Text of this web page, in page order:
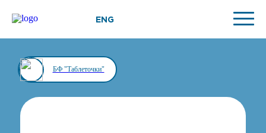
ENG
БФ "Таблеточки"